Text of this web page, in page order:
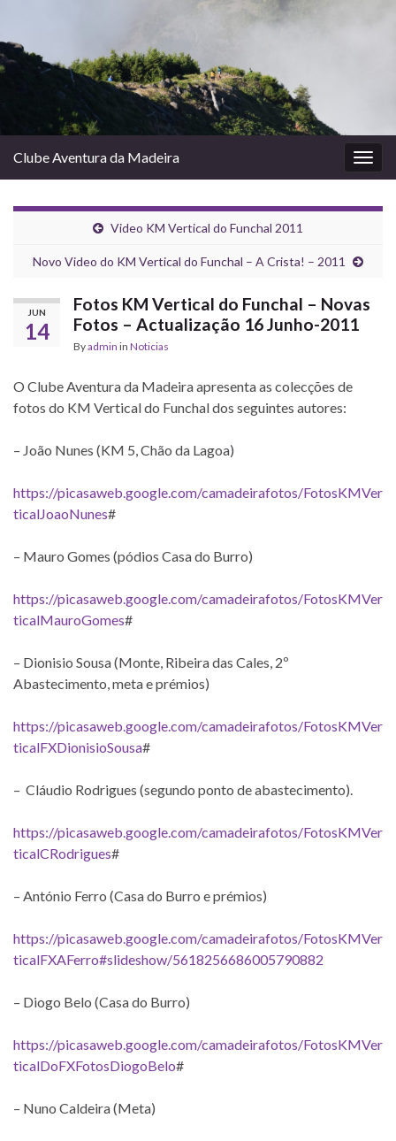
Clube Aventura da Madeira
Video KM Vertical do Funchal 2011
Novo Video do KM Vertical do Funchal – A Crista! – 2011
JUN
14
Fotos KM Vertical do Funchal – Novas
Fotos – Actualização 16 Junho-2011
Byadmin in Noticias
O Clube Aventura da Madeira apresenta as colecções de
fotos do KM Vertical do Funchal dos seguintes autores:
– João Nunes (KM 5, Chão da Lagoa)
https://picasaweb.google.com/camadeirafotos/FotosKMVer
ticalJoaoNunes#
– Mauro Gomes (pódios Casa do Burro)
https://picasaweb.google.com/camadeirafotos/FotosKMVer
ticalMauroGomes#
– Dionisio Sousa (Monte, Ribeira das Cales, 2º
Abastecimento, meta e prémios)
https://picasaweb.google.com/camadeirafotos/FotosKMVer
ticalFXDionisioSousa#
– Cláudio Rodrigues (segundo ponto de abastecimento).
https://picasaweb.google.com/camadeirafotos/FotosKMVer
ticalCRodrigues#
– António Ferro (Casa do Burro e prémios)
https://picasaweb.google.com/camadeirafotos/FotosKMVer
ticalFXAFerro#slideshow/5618256686005790882
– Diogo Belo (Casa do Burro)
https://picasaweb.google.com/camadeirafotos/FotosKMVer
ticalDoFXFotosDiogoBelo#
– Nuno Caldeira (Meta)